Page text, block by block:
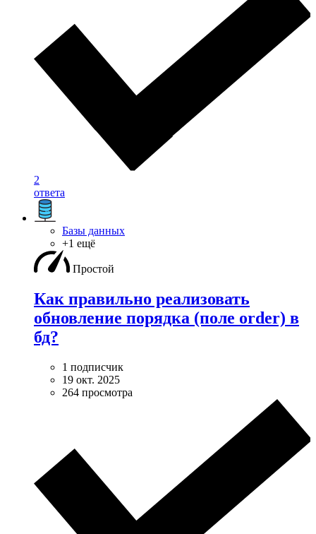
2
ответа
Базы данных
+1 ещё
Простой
Как правильно реализовать
обновление порядка (поле order) в
бд?
1 подписчик
19 окт. 2025
264 просмотра